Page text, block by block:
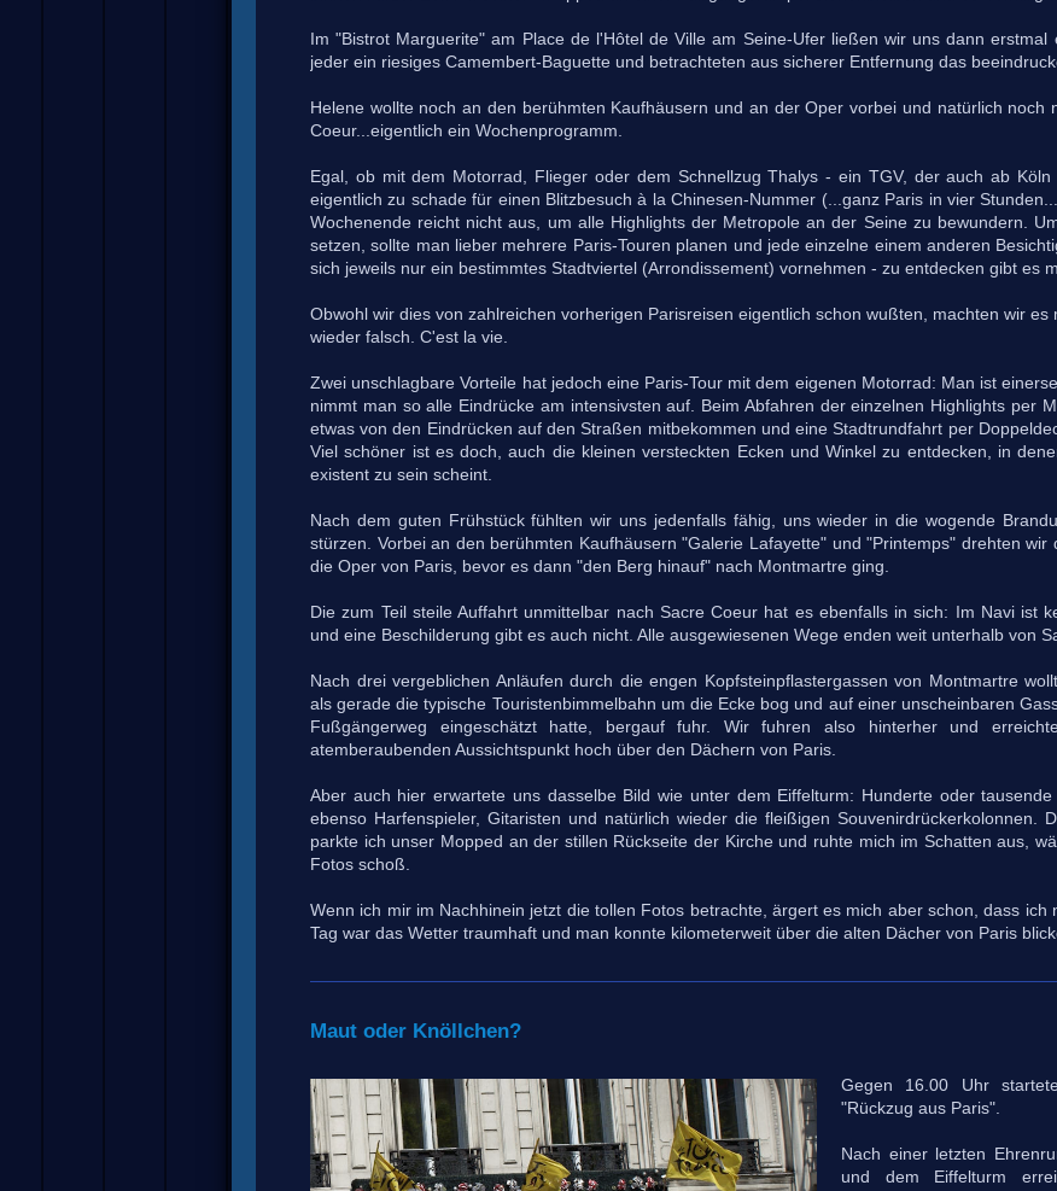
Im "Bistrot Marguerite" am Place de l'Hôtel de Ville am Seine-Ufer ließen wir uns dann erstmal
jeder ein riesiges Camembert-Baguette und betrachteten aus sicherer Entfernung das
Helene wollte noch an den berühmten Kaufhäusern und an der Oper vorbei und natürlich noch
Coeur...eigentlich ein Wochenprogramm.
Egal, ob mit dem Motorrad, Flieger oder dem Schnellzug Thalys - ein TGV, der auch ab
eigentlich zu schade für einen Blitzbesuch à la Chinesen-Nummer (...ganz Paris in vier
Wochenende reicht nicht aus, um alle Highlights der Metropole an der Seine zu bewundern.
setzen, sollte man lieber mehrere Paris-Touren planen und jede einzelne einem anderen
sich jeweils nur ein bestimmtes Stadtviertel (Arrondissement) vornehmen - zu entdecken gibt es
Obwohl wir dies von zahlreichen vorherigen Parisreisen eigentlich schon wußten, machten wir
wieder falsch. C'est la vie.
Zwei unschlagbare Vorteile hat jedoch eine Paris-Tour mit dem eigenen Motorrad: Man ist
nimmt man so alle Eindrücke am intensivsten auf. Beim Abfahren der einzelnen Highlights per
etwas von den Eindrücken auf den Straßen mitbekommen und eine Stadtrundfahrt per
Viel schöner ist es doch, auch die kleinen versteckten Ecken und Winkel zu entdecken, in
existent zu sein scheint.
Nach dem guten Frühstück fühlten wir uns jedenfalls fähig, uns wieder in die wogende
stürzen. Vorbei an den berühmten Kaufhäusern "Galerie Lafayette" und "Printemps" drehten
die Oper von Paris, bevor es dann "den Berg hinauf" nach Montmartre ging.
Die zum Teil steile Auffahrt unmittelbar nach Sacre Coeur hat es ebenfalls in sich: Im Navi ist
und eine Beschilderung gibt es auch nicht. Alle ausgewiesenen Wege enden weit unterhalb von
Nach drei vergeblichen Anläufen durch die engen Kopfsteinpflastergassen von Montmartre
als gerade die typische Touristenbimmelbahn um die Ecke bog und auf einer unscheinbaren
Fußgängerweg eingeschätzt hatte, bergauf fuhr. Wir fuhren also hinterher und
atemberaubenden Aussichtspunkt hoch über den Dächern von Paris.
Aber auch hier erwartete uns dasselbe Bild wie unter dem Eiffelturm: Hunderte oder
ebenso Harfenspieler, Gitaristen und natürlich wieder die fleißigen Souvenirdrückerkolonnen.
parkte ich unser Mopped an der stillen Rückseite der Kirche und ruhte mich im Schatten aus,
Fotos schoß.
Wenn ich mir im Nachhinein jetzt die tollen Fotos betrachte, ärgert es mich aber schon, dass ich
Tag war das Wetter traumhaft und man konnte kilometerweit über die alten Dächer von Paris
Maut oder Knöllchen?
Gegen 16.00 Uhr
"Rückzug aus Paris".
Nach einer letzten
und dem Eiffelturm